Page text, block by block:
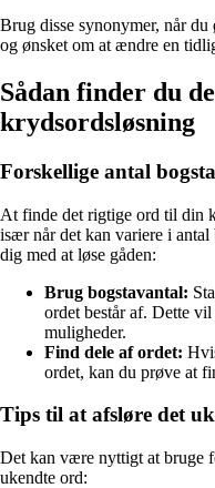
Brug disse synonymer, når
og ønsket om at ændre en
Sådan finder du
krydsordsløsning
Forskellige antal
At finde det rigtige ord til din
især når det kan variere i
dig med at løse gåden:
Brug bogstavantal:
ordet består af. Dette
muligheder.
Find dele af ordet:
ordet, kan du prøve at
Tips til at afsløre det
Det kan være nyttigt at bruge
ukendte ord: